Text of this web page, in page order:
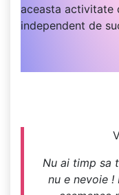
aceasta activitate
independent de
Nu ai timp sa
nu e nevoie !